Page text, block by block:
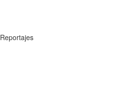
Reportajes